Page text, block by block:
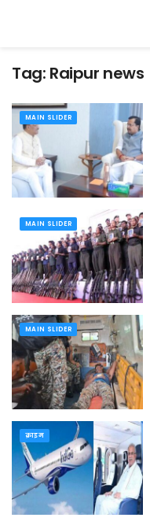
Tag: Raipur news
MAIN SLIDER
MAIN SLIDER
MAIN SLIDER
क्राइम